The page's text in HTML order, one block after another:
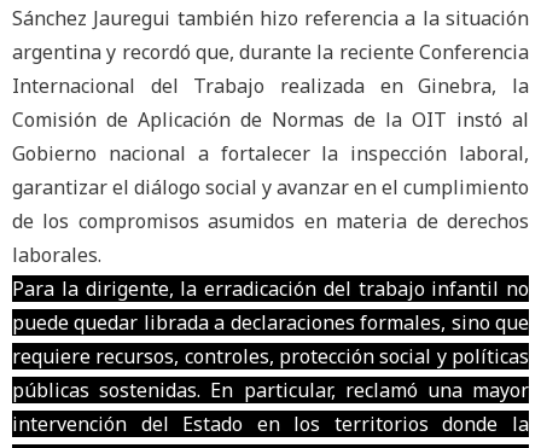
Sánchez Jauregui también hizo referencia a la situación
argentina y recordó que, durante la reciente Conferencia
Internacional del Trabajo realizada en Ginebra, la
Comisión de Aplicación de Normas de la OIT instó al
Gobierno nacional a fortalecer la inspección laboral,
garantizar el diálogo social y avanzar en el cumplimiento
de los compromisos asumidos en materia de derechos
laborales.
Para la dirigente, la erradicación del trabajo infantil no
puede quedar librada a declaraciones formales, sino que
requiere recursos, controles, protección social y políticas
públicas sostenidas. En particular, reclamó una mayor
intervención del Estado en los territorios donde la